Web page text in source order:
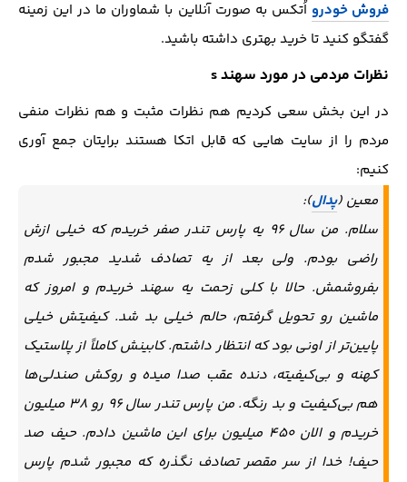
فروش خودرو اُتکس به صورت آنلاین با شماوران ما در این زمینه
گفتگو کنید تا خرید بهتری داشته باشید.
نظرات مردمی در مورد سهند s
در این بخش سعی کردیم هم نظرات مثبت و هم نظرات منفی
مردم را از سایت هایی که قابل اتکا هستند برایتان جمع آوری
کنیم:
معین (پدال):
سلام. من سال ۹۶ یه پارس تندر صفر خریدم که خیلی ازش
راضی بودم. ولی بعد از یه تصادف شدید مجبور شدم
بفروشمش. حالا با کلی زحمت یه سهند خریدم و امروز که
ماشین رو تحویل گرفتم، حالم خیلی بد شد. کیفیتش خیلی
پایین‌تر از اونی بود که انتظار داشتم. کابینش کاملاً از پلاستیک
کهنه و بی‌کیفیته، دنده عقب صدا میده و روکش صندلی‌ها
هم بی‌کیفیت و بد رنگه. من پارس تندر سال ۹۶ رو ۳۸ میلیون
خریدم و الان ۴۵۰ میلیون برای این ماشین دادم. حیف صد
حیف! خدا از سر مقصر تصادف نگذره که مجبور شدم پارس